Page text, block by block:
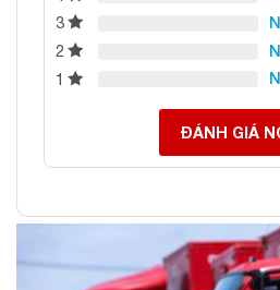
3
2
1
ĐÁNH GIÁ